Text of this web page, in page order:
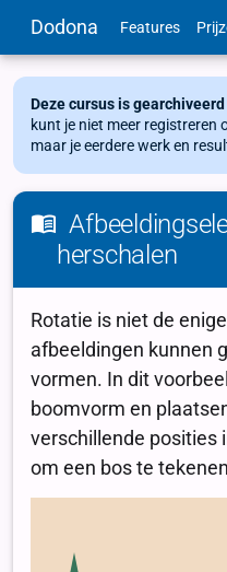
Dodona Features
Deze cursus is gearchiveerd
kunt je niet meer registreren
maar je eerdere werk en
herschalen